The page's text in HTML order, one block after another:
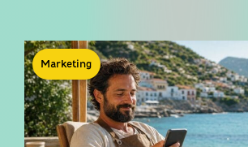
Marketing